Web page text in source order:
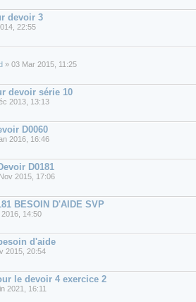
devoir 3
22:55
» 03 Mar 2015, 11:25
devoir série 10
2013, 13:13
D0060
2016, 16:46
D0181
2015, 17:06
BESOIN D'AIDE SVP
14:50
d'aide
2015, 20:54
le devoir 4 exercice 2
2021, 16:11